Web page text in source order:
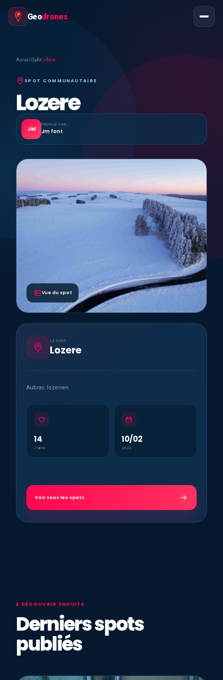
Geodrones
Accueil SpotLozere
SPOT COMMUNAUTAIRE
Lozere
JM
PROPOSÉ PAR
Jm font
Vue du spot
LE SPOT
Lozere
Aubrac lozerien
14
J’aime
10/02
2023
Voir tous les spots
À DÉCOUVRIR ENSUITE
Derniers spots
publiés